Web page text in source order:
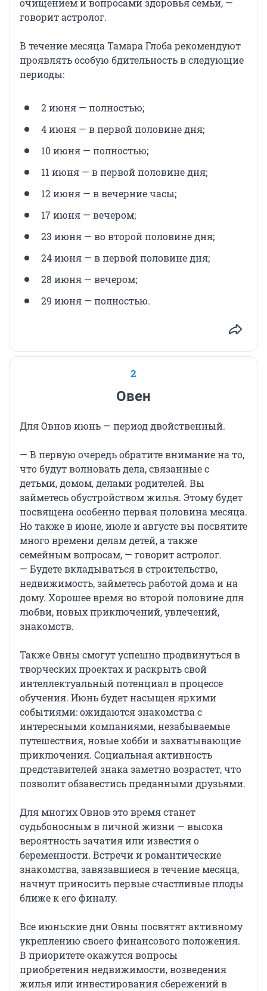
очищением и вопросами здоровья семьи, —
говорит астролог.
В течение месяца Тамара Глоба рекомендуют
проявлять особую бдительность в следующие
периоды:
2 июня — полностью;
4 июня — в первой половине дня;
10 июня — полностью;
11 июня — в первой половине дня;
12 июня — в вечерние часы;
17 июня — вечером;
23 июня — во второй половине дня;
24 июня — в первой половине дня;
28 июня — вечером;
29 июня — полностью.
2
Овен
Для Овнов июнь — период двойственный.
— В первую очередь обратите внимание на то,
что будут волновать дела, связанные с
детьми, домом, делами родителей. Вы
займетесь обустройством жилья. Этому будет
посвящена особенно первая половина месяца.
Но также в июне, июле и августе вы посвятите
много времени делам детей, а также
семейным вопросам, — говорит астролог.
— Будете вкладываться в строительство,
недвижимость, займетесь работой дома и на
дому. Хорошее время во второй половине для
любви, новых приключений, увлечений,
знакомств.
Также Овны смогут успешно продвинуться в
творческих проектах и раскрыть свой
интеллектуальный потенциал в процессе
обучения. Июнь будет насыщен яркими
событиями: ожидаются знакомства с
интересными компаниями, незабываемые
путешествия, новые хобби и захватывающие
приключения. Социальная активность
представителей знака заметно возрастет, что
позволит обзавестись преданными друзьями.
Для многих Овнов это время станет
судьбоносным в личной жизни — высока
вероятность зачатия или известия о
беременности. Встречи и романтические
знакомства, завязавшиеся в течение месяца,
начнут приносить первые счастливые плоды
ближе к его финалу.
Все июньские дни Овны посвятят активному
укреплению своего финансового положения.
В приоритете окажутся вопросы
приобретения недвижимости, возведения
жилья или инвестирования сбережений в